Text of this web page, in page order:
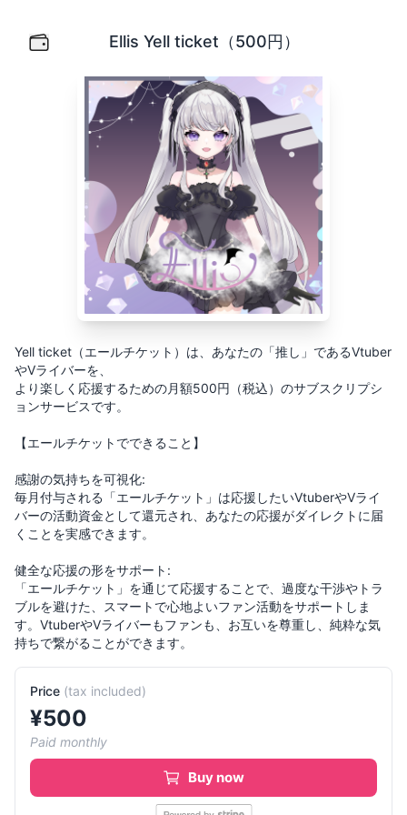
Ellis Yell ticket（500円）
Yell ticket（エールチケット）は、あなたの「推し」であるVtuber
やVライバーを、
より楽しく応援するための月額500円（税込）のサブスクリプシ
ョンサービスです。
【エールチケットでできること】
感謝の気持ちを可視化:
毎月付与される「エールチケット」は応援したいVtuberやVライ
バーの活動資金として還元され、あなたの応援がダイレクトに届
くことを実感できます。
健全な応援の形をサポート:
「エールチケット」を通じて応援することで、過度な干渉やトラ
ブルを避けた、スマートで心地よいファン活動をサポートしま
す。VtuberやVライバーもファンも、お互いを尊重し、純粋な気
持ちで繋がることができます。
Price (tax included)
¥500
Paid monthly
Buy now